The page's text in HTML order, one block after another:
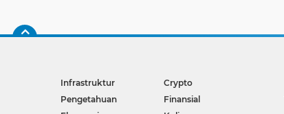
Infrastruktur
Crypto
Pengetahuan
Finansial